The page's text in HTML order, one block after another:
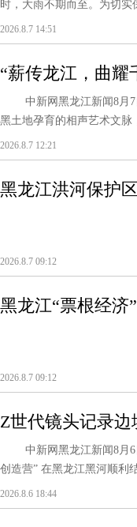
时，大雨不期而至。为切
2026.8.7 14:51
“薪传龙江，曲耀
场晚会8月登陆冰
中新网黑龙江新闻8月7
黑土地孕育的相声艺术文
2026.8.7 12:21
黑龙江洪河保护
2026.8.7 09:12
黑龙江“票根经济
2026.8.7 09:12
Z世代镜头记录
中新网黑龙江新闻8月6日
创造营” 在黑龙江黑河顺利
2026.8.6 18:44